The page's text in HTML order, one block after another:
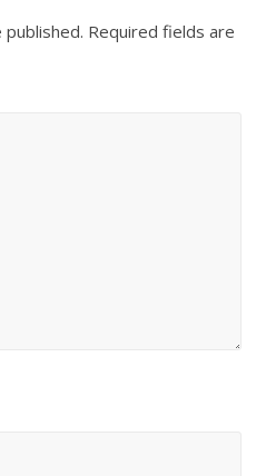
Required fields are